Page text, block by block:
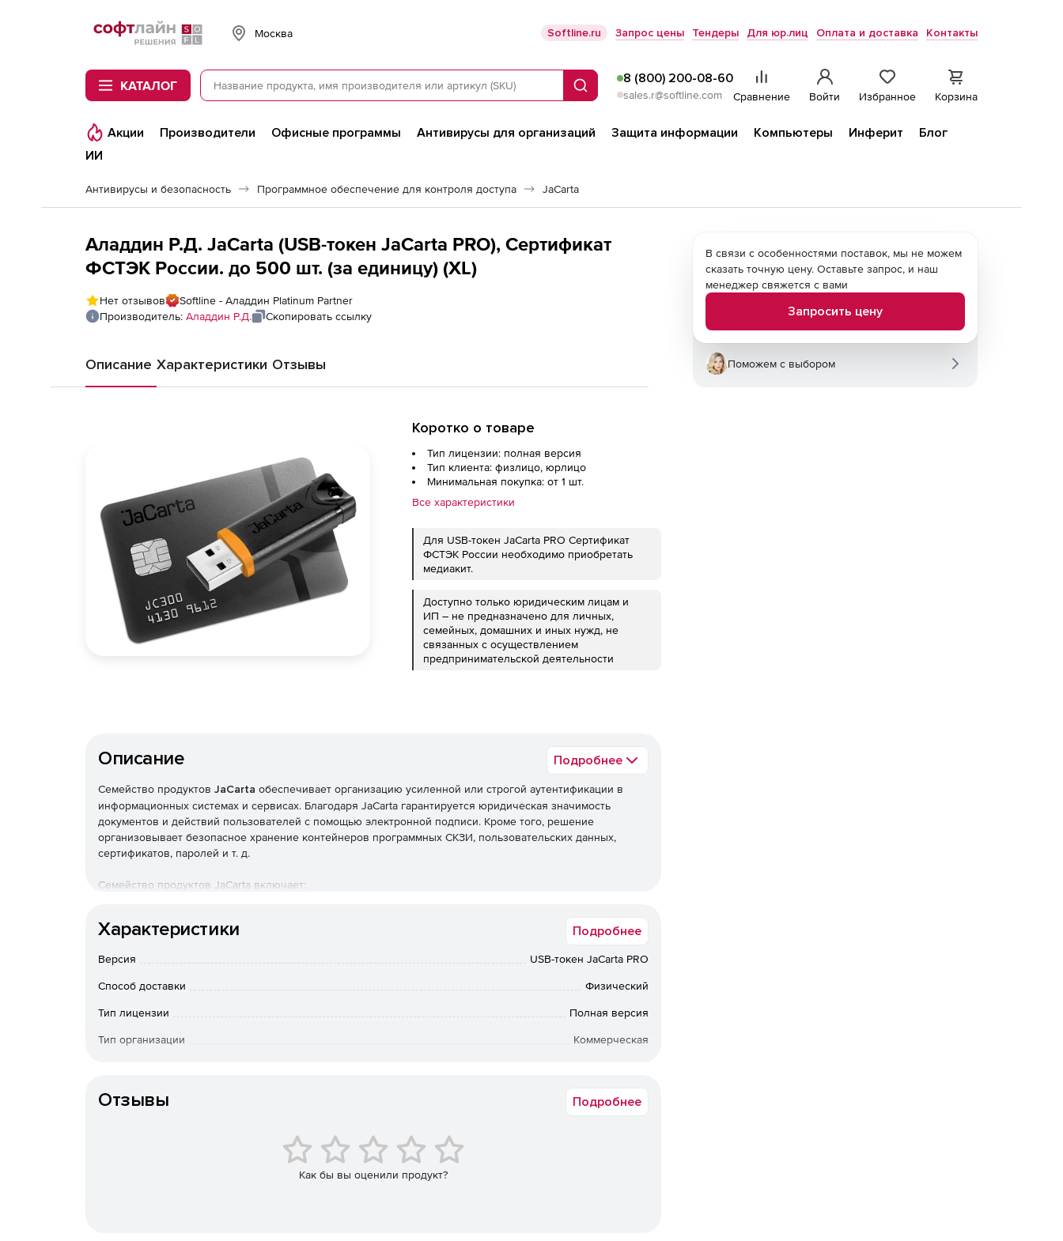
Softline
Москва Softline.ru Запрос цены Тендеры Для юр.лиц Оплата и доставка Контакты
КАТАЛОГ Поиск
8 (800) 200-08-60
sales.r@softline.com Сравнение Войти Избранное Корзина
Акции Производители Офисные программы Антивирусы для организаций Защита информации Компьютеры Инферит
Блог
ИИ
Антивирусы и безопасность Программное обеспечение для контроля доступа JaCarta
Аладдин Р.Д. JaCarta (USB-токен JaCarta PRO), Сертификат
ФСТЭК России. до 500 шт. (за единицу) (XL)
Нет отзывов
Softline - Аладдин Platinum Partner
Производитель: Аладдин Р.Д. Скопировать ссылку
Описание Характеристики Отзывы
Коротко о товаре
Тип лицензии: полная версия
Тип клиента: физлицо, юрлицо
Минимальная покупка: от 1 шт.
Все характеристики
Для USB-токен JaCarta PRO Сертификат
ФСТЭК России необходимо приобретать
медиакит.
Доступно только юридическим лицам и
ИП – не предназначено для личных,
семейных, домашних и иных нужд, не
связанных с осуществлением
предпринимательской деятельности
Описание Подробнее
Семейство продуктов JaCarta обеспечивает организацию усиленной или строгой аутентификации в
информационных системах и сервисах. Благодаря JaCarta гарантируется юридическая значимость
документов и действий пользователей с помощью электронной подписи. Кроме того, решение
организовывает безопасное хранение контейнеров программных СКЗИ, пользовательских данных,
сертификатов, паролей и т. д.
Семейство продуктов JaCarta включает:
криптографических алгоритмов ГОСТ Р 34.10-2012 и ГОСТ Р 34.11-2012.
JaCarta SF/ГОСТ – средство контроля отчуждения информации со съемного носителя и защищенный
USB-накопитель с объемом памяти 8 Гб, 16 Гб и 32 Гб.
JaCarta ГОСТ – средства ЭП с поддержкой российских криптографических алгоритмов ГОСТ Р 34.10-
идентификации по отпечатку пальца.
JaCarta PRO – строгая двухфакторная аутентификация с применением зарубежных криптоалгоритмов
Характеристики Подробнее
Версия USB-токен JaCarta PRO
Способ доставки Физический
Тип лицензии Полная версия
Тип организации Коммерческая
Отзывы Подробнее
Как бы вы оценили продукт?
В связи с особенностями поставок, мы не можем
сказать точную цену. Оставьте запрос, и наш
менеджер свяжется с вами
Запросить цену
Поможем с выбором